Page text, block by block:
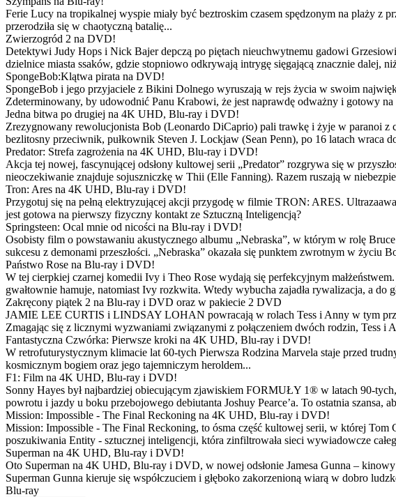
Ferie Lucy na tropikalnej wyspie miały być beztroskim czasem spędzonym na plaży z
przerodziła się w chaotyczną batalię...
Zwierzogród 2 na DVD!
Detektywi Judy Hops i Nick Bajer depczą po piętach nieuchwytnemu gadowi
dzielnice miasta ssaków, gdzie stopniowo odkrywają intrygę sięgającą znacznie dalej,
SpongeBob:Klątwa pirata na DVD!
SpongeBob i jego przyjaciele z Bikini Dolnego wyruszają w rejs życia w swoim
Zdeterminowany, by udowodnić Panu Krabowi, że jest naprawdę odważny i gotowy
Jedna bitwa po drugiej na 4K UHD, Blu-ray i DVD!
Zrezygnowany rewolucjonista Bob (Leonardo DiCaprio) pali trawkę i żyje w paranoi z
bezlitosny przeciwnik, pułkownik Steven J. Lockjaw (Sean Penn), po 16 latach
Predator: Strefa zagrożenia na 4K UHD, Blu-ray i DVD!
Akcja tej nowej, fascynującej odsłony kultowej serii „Predator” rozgrywa się w
nieoczekiwanie znajduje sojuszniczkę w Thii (Elle Fanning). Razem ruszają w
Tron: Ares na 4K UHD, Blu-ray i DVD!
Przygotuj się na pełną elektryzującej akcji przygodę w filmie TRON: ARES.
jest gotowa na pierwszy fizyczny kontakt ze Sztuczną Inteligencją?
Springsteen: Ocal mnie od nicości na Blu-ray i DVD!
Osobisty film o powstawaniu akustycznego albumu „Nebraska”, w którym w rolę
sukcesu z demonami przeszłości. „Nebraska” okazała się punktem zwrotnym w życiu
Państwo Rose na Blu-ray i DVD!
W tej cierpkiej czarnej komedii Ivy i Theo Rose wydają się perfekcyjnym
gwałtownie hamuje, natomiast Ivy rozkwita. Wtedy wybucha zajadła rywalizacja, a do
Zakręcony piątek 2 na Blu-ray i DVD oraz w pakiecie 2 DVD
JAMIE LEE CURTIS i LINDSAY LOHAN powracają w rolach Tess i Anny w tym
Zmagając się z licznymi wyzwaniami związanymi z połączeniem dwóch rodzin, Tess i
Fantastyczna Czwórka: Pierwsze kroki na 4K UHD, Blu-ray i DVD!
W retrofuturystycznym klimacie lat 60-tych Pierwsza Rodzina Marvela staje przed
kosmicznym bogiem oraz jego tajemniczym heroldem...
F1: Film na 4K UHD, Blu-ray i DVD!
Sonny Hayes był najbardziej obiecującym zjawiskiem FORMUŁY 1® w latach 90-
powrotu i jazdy u boku przebojowego debiutanta Joshuy Pearce’a. To ostatnia szansa,
Mission: Impossible - The Final Reckoning na 4K UHD, Blu-ray i DVD!
Mission: Impossible - The Final Reckoning, to ósma część kultowej serii, w której
poszukiwania Entity - sztucznej inteligencji, która zinfiltrowała sieci wywiadowcze
Superman na 4K UHD, Blu-ray i DVD!
Oto Superman na 4K UHD, Blu-ray i DVD, w nowej odsłonie Jamesa Gunna –
Superman Gunna kieruje się współczuciem i głęboko zakorzenioną wiarą w dobro
Blu-ray